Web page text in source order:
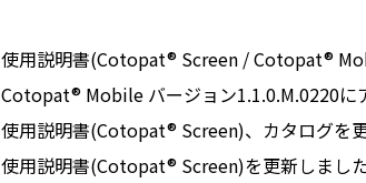
使用説明書(Cotopat® Screen / Cotopat®
Cotopat® Mobile バージョン1.1.0.M.0220に
使用説明書(Cotopat® Screen)、カタログを更
使用説明書(Cotopat® Screen)を更新しました